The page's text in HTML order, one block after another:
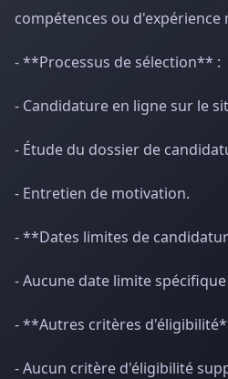
compétences ou d'expérience
- **Processus de sélection** :
- Candidature en ligne sur le
- Étude du dossier de
- Entretien de motivation.
- **Dates limites de
- Aucune date limite
- **Autres critères
- Aucun critère d'éligibilité